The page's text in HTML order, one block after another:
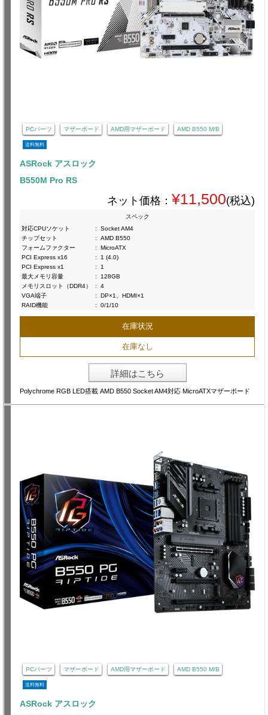
PCパーツ マザーボード AMD用マザーボード AMD B550 M/B
送料無料
ASRock アスロック
B550M Pro RS
ネット価格： ¥11,500(税込)
スペック
対応CPUソケット
:
Socket AM4
チップセット
:
AMD B550
フォームファクター
:
MicroATX
PCI Express x16
:
1 (4.0)
PCI Express x1
:
1
最大メモリ容量
:
128GB
メモリスロット（DDR4）
:
4
VGA端子
:
DP×1、HDMI×1
RAID機能
: 0/1/10
在庫状況
在庫なし
詳細はこちら
Polychrome RGB LED搭載 AMD B550 Socket AM4対応 MicroATXマザーボード
PCパーツ マザーボード AMD用マザーボード AMD B550 M/B
送料無料
ASRock アスロック